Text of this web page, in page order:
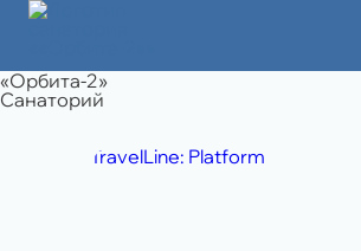
«Орбита-2»
Санаторий
8 495 994 06 45
TravelLine: Platform